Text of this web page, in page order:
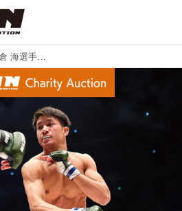
【ヤフオク！】 朝倉 海選手『RIZIN 平成最後のやれんのか！』試合使用サイン入りグローブ チャリティーオークションに登場！